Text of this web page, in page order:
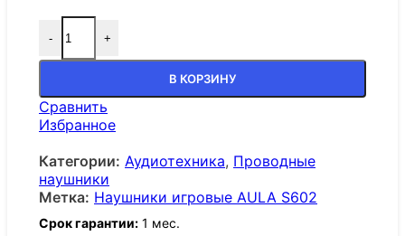
- +
В КОРЗИНУ
Сравнить
Избранное
Категории: Аудиотехника, Проводные
наушники
Метка: Наушники игровые AULA S602
Срок гарантии: 1 мес.